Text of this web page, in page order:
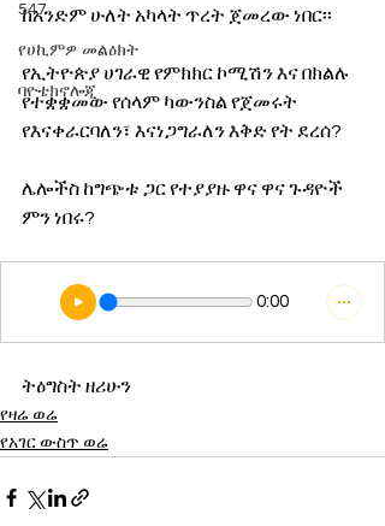
547
የሀኪምዎ መልዕክት
ባዮቴክኖሎጂ
ከአንድም ሁለት አካላት ጥረት ጀመረው ነበር፡፡
የኢትዮጵያ ሀገራዊ የምክክር ኮሚሽን እና በክልሉ
የተቋቋመው የሰላም ካውንስል የጀመሩት
የእናቀራርባለን፣ እናነጋግራለን እቅድ የት ደረሰ?
ሌሎችስ ከግጭቱ ጋር የተያያዙ ዋና ዋና ጉዳዮች
ምን ነበሩ?
0:00
ትዕግስት ዘሪሁን
የዛሬ ወሬ
የአገር ውስጥ ወሬ